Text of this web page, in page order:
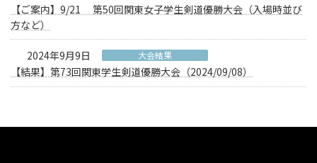
【ご案内】9/21 第50回関東女子学生剣道優勝大会（入場時並び
方など）
2024年9月9日 大会結果
【結果】第73回関東学生剣道優勝大会（2024/09/08）